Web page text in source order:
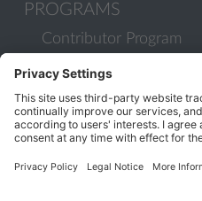
PROGRAMS
Contributor Program
Partner Program
COMMUNITY